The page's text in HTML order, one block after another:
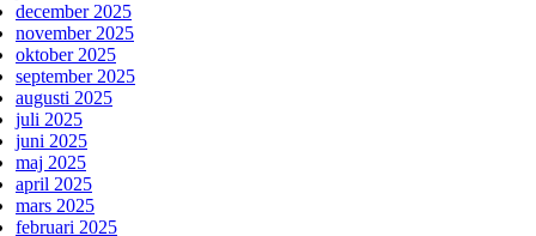
december 2025
november 2025
oktober 2025
september 2025
augusti 2025
juli 2025
juni 2025
maj 2025
april 2025
mars 2025
februari 2025